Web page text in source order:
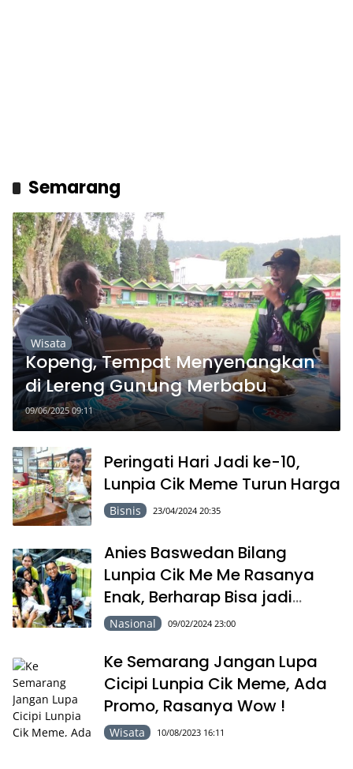
Semarang
Wisata
Kopeng, Tempat Menyenangkan
di Lereng Gunung Merbabu
09/06/2025 09:11
Peringati Hari Jadi ke-10,
Lunpia Cik Meme Turun Harga
Bisnis 23/04/2024 20:35
Anies Baswedan Bilang
Lunpia Cik Me Me Rasanya
Enak, Berharap Bisa jadi
Kuliner Kelas Dunia
Nasional 09/02/2024 23:00
Ke Semarang Jangan Lupa
Cicipi Lunpia Cik Meme, Ada
Promo, Rasanya Wow !
Wisata 10/08/2023 16:11